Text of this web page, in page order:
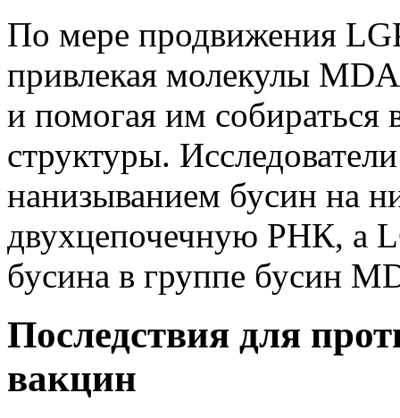
По мере продвижения
привлекая молекулы
и помогая им
структуры.
нанизыванием бусин на
двухцепочечную РНК, а
бусина в группе бусин
Последствия для
вакцин